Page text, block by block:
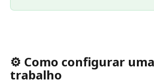
⚙️ Como configurar
trabalho